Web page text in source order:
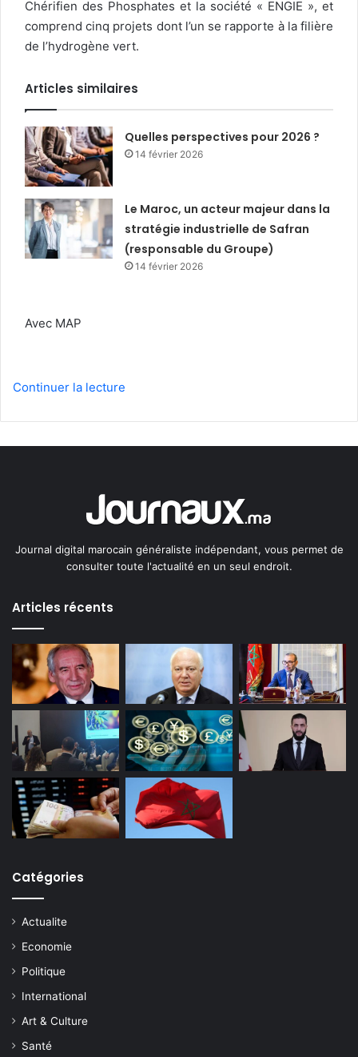
Chérifien des Phosphates et la société « ENGIE », et
comprend cinq projets dont l’un se rapporte à la filière
de l’hydrogène vert.
Articles similaires
Quelles perspectives pour 2026 ?
14 février 2026
Le Maroc, un acteur majeur dans la
stratégie industrielle de Safran
(responsable du Groupe)
14 février 2026
Avec MAP
Continuer la lecture
Journal digital marocain généraliste indépendant, vous permet de
consulter toute l'actualité en un seul endroit.
Articles récents
Catégories
Actualite
Economie
Politique
International
Art & Culture
Santé